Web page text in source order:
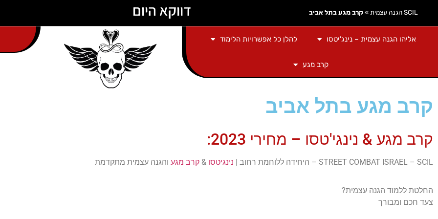
SCIL הגנה עצמית »קרב מגע בתל אביב דווקא היום
אליהו הגנה עצמית – נינג'יטסו להלן כל אפשרויות הלימוד
קרב מגע
קרב מגע בתל אביב
קרב מגע & נינגי'טסו – מחירי 2023:
STREET COMBAT ISRAEL – SCIL – היחידה ללוחמת רחוב | נינגיטסו & קרב מגע והגנה עצמית מתקדמת
החלטת ללמוד הגנה עצמית?
צעד חכם ומבורך